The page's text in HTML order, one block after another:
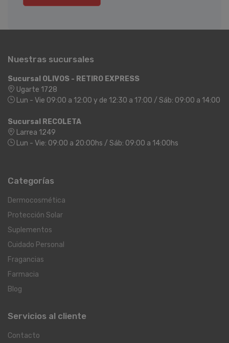
Nuestras sucursales
Sucursal OLIVOS - RETIRO EXPRESS
Ugarte 1728
Lun - Vie 09:00 a 12:00 y de 12:30 a 17:00 / Sáb: 09:00 a 14:00
Sucursal RECOLETA
Larrea 1249
Lun - Vie: 09:00 a 20:00hs / Sáb: 09:00 a 14:00hs
Categorías
Dermocosmética
Protección Solar
Suplementos
Cuidado Personal
Fragancias
Farmacia
Blog
Servicios al cliente
Contacto